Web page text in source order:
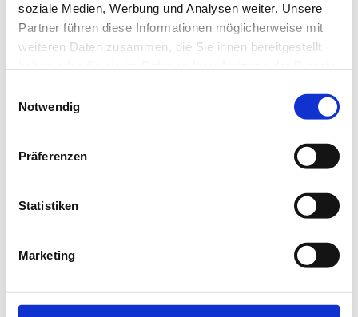
soziale Medien, Werbung und Analysen weiter. Unsere
Partner führen diese Informationen möglicherweise mit
weiteren Daten zusammen, die Sie ihnen bereitgestellt
Notwendig
Präferenzen
Statistiken
Marketing
loadingjobninja.com
for more